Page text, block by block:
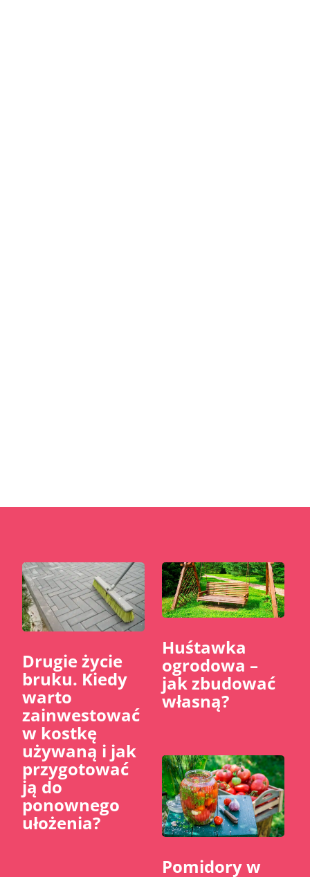
​Drugie życie
bruku. Kiedy
warto
zainwestować
w kostkę
używaną i jak
przygotować
ją do
ponownego
ułożenia?
Huśtawka
ogrodowa –
jak zbudować
własną?
Pomidory w